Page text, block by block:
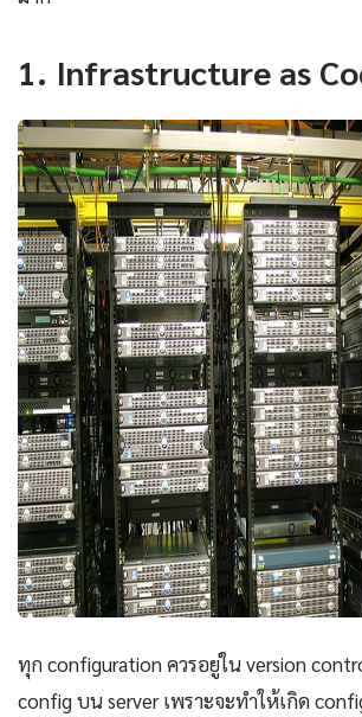
1. Infrastructure as
ทุก configuration ควรอยู่ใน version
config บน server เพราะจะทำให้เกิด